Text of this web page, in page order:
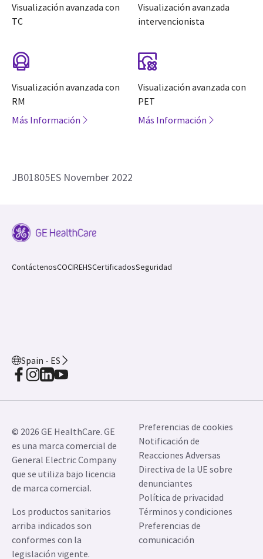
Visualización avanzada con
TC
Visualización avanzada
intervencionista
Visualización avanzada con
RM
Más Información
Visualización avanzada con
PET
Más Información
JB01805ES November 2022
ContáctenosCOCIREHSCertificadosSeguridad
Spain - ES
© 2026 GE HealthCare. GE
es una marca comercial de
General Electric Company
que se utiliza bajo licencia
de marca comercial.
Los productos sanitarios
arriba indicados son
conformes con la
legislación vigente.
Preferencias de cookies
Notificación de
Reacciones Adversas
Directiva de la UE sobre
denunciantes
Política de privacidad
Términos y condiciones
Preferencias de
comunicación